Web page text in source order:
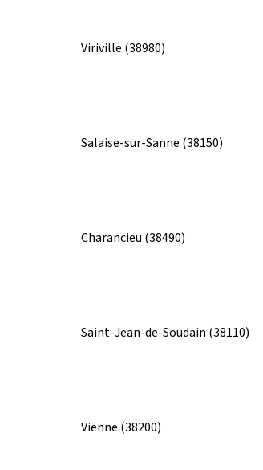
Viriville (38980)
Salaise-sur-Sanne (38150)
Charancieu (38490)
Saint-Jean-de-Soudain (38110)
Vienne (38200)